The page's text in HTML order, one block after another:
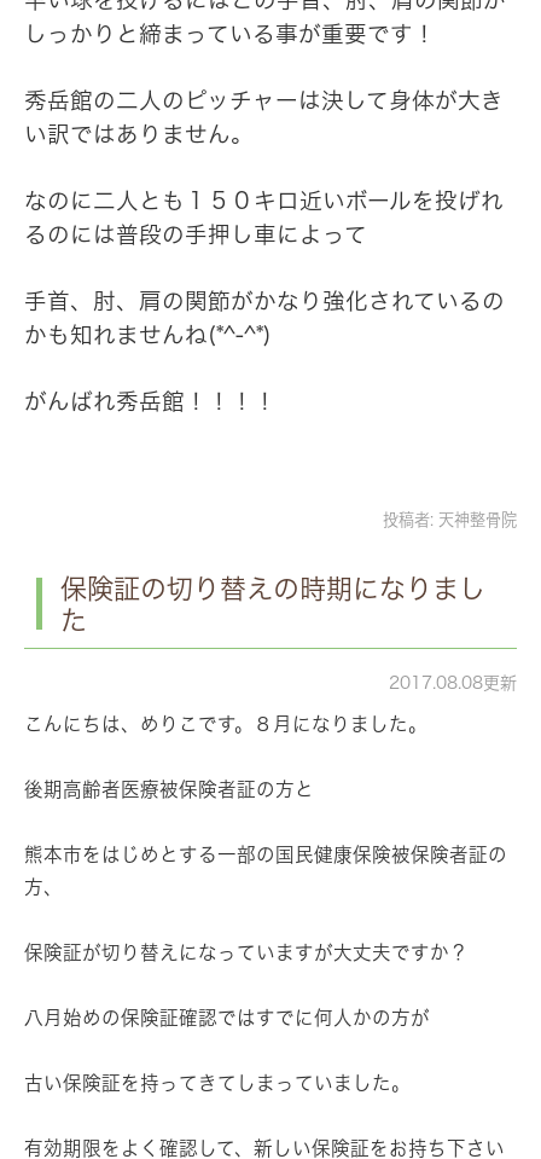
しっかりと締まっている事が重要です！
秀岳館の二人のピッチャーは決して身体が大き
い訳ではありません。
なのに二人とも１５０キロ近いボールを投げれ
るのには普段の手押し車によって
手首、肘、肩の関節がかなり強化されているの
かも知れませんね(*^-^*)
がんばれ秀岳館！！！！
投稿者: 天神整骨院
保険証の切り替えの時期になりまし
た
2017.08.08更新
こんにちは、めりこです。８月になりました。
後期高齢者医療被保険者証の方と
熊本市をはじめとする一部の国民健康保険被保険者証の
方、
保険証が切り替えになっていますが大丈夫ですか？
八月始めの保険証確認ではすでに何人かの方が
古い保険証を持ってきてしまっていました。
有効期限をよく確認して、新しい保険証をお持ち下さい